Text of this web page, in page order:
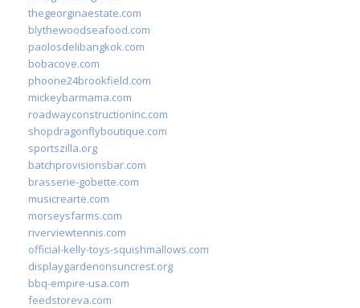
thegeorginaestate.com
blythewoodseafood.com
paolosdelibangkok.com
bobacove.com
phoone24brookfield.com
mickeybarmama.com
roadwayconstructioninc.com
shopdragonflyboutique.com
sportszilla.org
batchprovisionsbar.com
brasserie-gobette.com
musicrearte.com
morseysfarms.com
riverviewtennis.com
official-kelly-toys-squishmallows.com
displaygardenonsuncrest.org
bbq-empire-usa.com
feedstoreva.com